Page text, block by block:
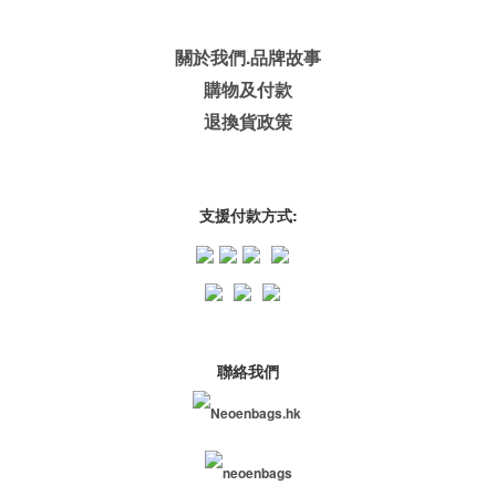
關於我們.品牌故事
購物及付款
退換貨政策
支援付款方式:
聯絡我們
Neoenbags.hk
neoenbags